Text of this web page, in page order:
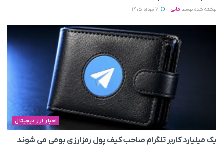
نوشته شده توسط مانی
اخبار ارز دیجیتال
یک میلیارد کاربر تلگرام صاحب کیف پول رمزارزی بومی می‌ شوند